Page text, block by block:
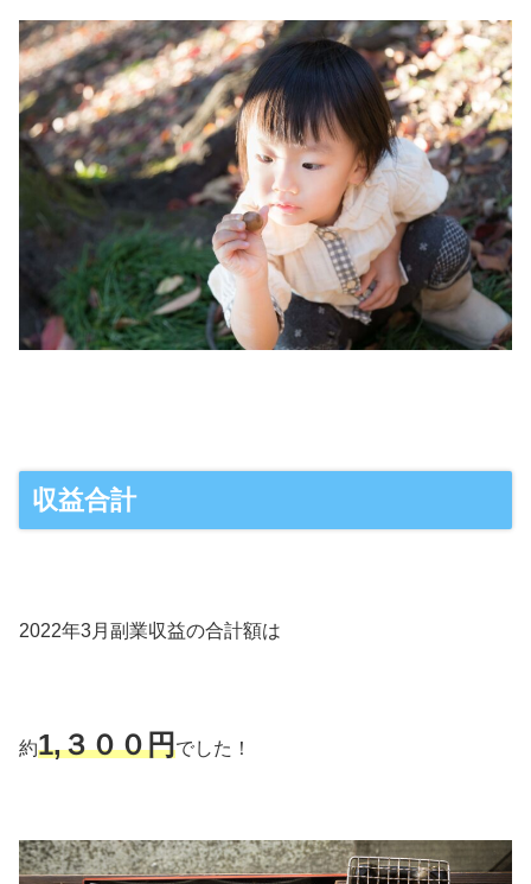
収益合計
2022年3月副業収益の合計額は
約1,３００円でした！